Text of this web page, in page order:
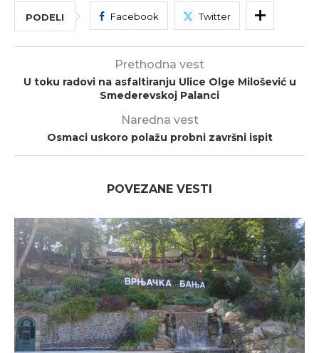
PODELI Facebook Twitter
Prethodna vest
U toku radovi na asfaltiranju Ulice Olge Milošević u
Smederevskoj Palanci
Naredna vest
Osmaci uskoro polažu probni završni ispit
POVEZANE VESTI